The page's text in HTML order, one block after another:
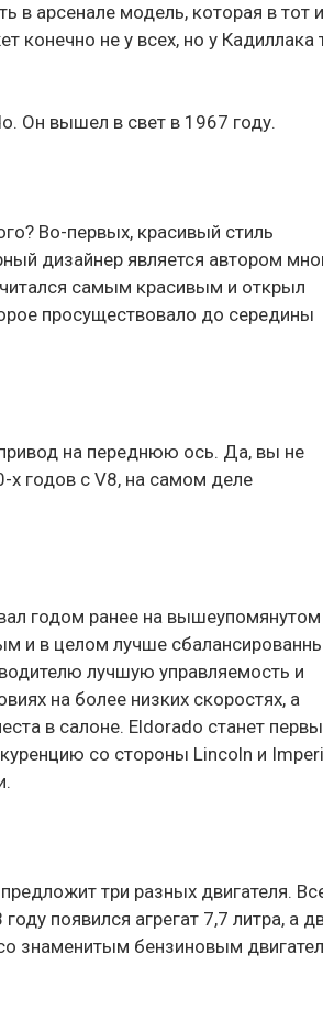
в арсенале модель, которая в тот
конечно не у всех, но у Кадиллака
Он вышел в свет в 1967 году.
Во-первых, красивый стиль
дизайнер является автором
самым красивым и открыл
просуществовало до середины
привод на переднюю ось. Да, вы не
годов с V8, на самом деле
годом ранее на вышеупомянутом
и в целом лучше
лучшую управляемость и
на более низких скоростях, а
в салоне. Eldorado станет
со стороны Lincoln и
три разных двигателя.
появился агрегат 7,7 литра, а
знаменитым бензиновым